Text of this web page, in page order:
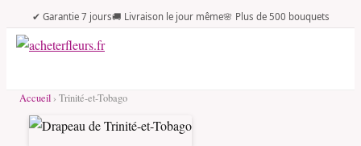
✔ Garantie 7 jours🚚 Livraison le jour même🌸 Plus de 500 bouquets
Accueil › Trinité-et-Tobago